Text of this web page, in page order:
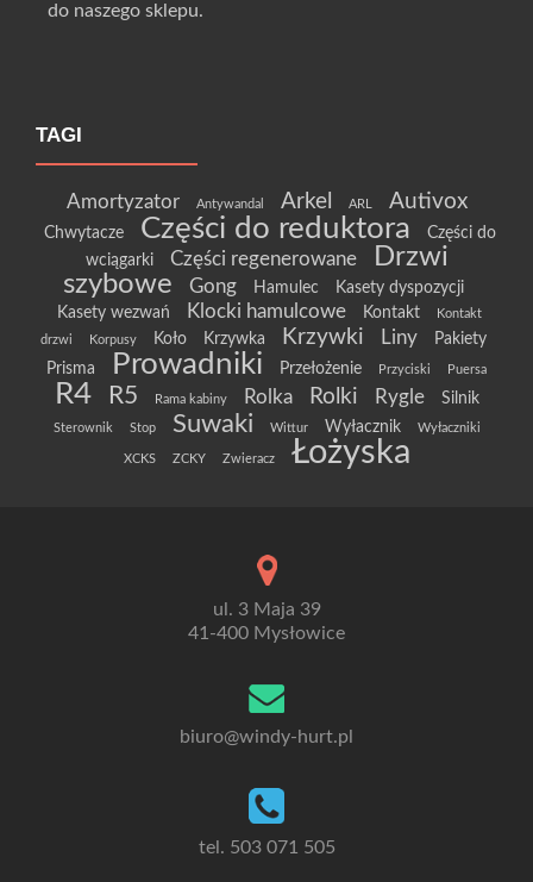
do naszego sklepu.
TAGI
Amortyzator Antywandal Arkel ARL Autivox
Chwytacze Części do reduktora
Części do
wciągarki
Części regenerowane
Drzwi
szybowe
Gong Hamulec
Kasety dyspozycji
Kasety wezwań
Klocki hamulcowe Kontakt
Kontakt
drzwi
Korpusy Koło Krzywka Krzywki Liny
Pakiety
Prisma
Prowadniki Przełożenie Przyciski Puersa
R4 R5 Rama kabiny Rolka Rolki Rygle Silnik
Sterownik Stop Suwaki Wittur Wyłacznik Wyłaczniki
XCKS ZCKY Zwieracz Łożyska
ul. 3 Maja 39
41-400 Mysłowice
biuro@windy-hurt.pl
tel. 503 071 505